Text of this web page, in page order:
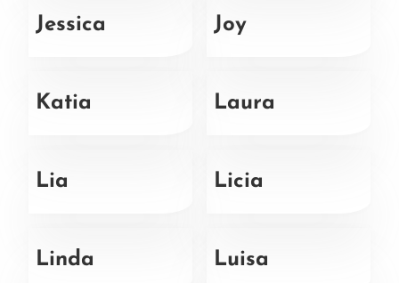
Jessica Joy
Katia Laura
Lia Licia
Linda Luisa